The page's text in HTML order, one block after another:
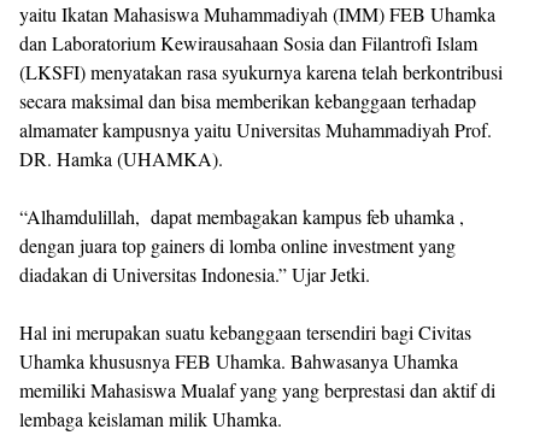
yaitu Ikatan Mahasiswa Muhammadiyah (IMM) FEB Uhamka
dan Laboratorium Kewirausahaan Sosia dan Filantrofi Islam
(LKSFI) menyatakan rasa syukurnya karena telah berkontribusi
secara maksimal dan bisa memberikan kebanggaan terhadap
almamater kampusnya yaitu Universitas Muhammadiyah Prof.
DR. Hamka (UHAMKA).
“Alhamdulillah, dapat membagakan kampus feb uhamka ,
dengan juara top gainers di lomba online investment yang
diadakan di Universitas Indonesia.” Ujar Jetki.
Hal ini merupakan suatu kebanggaan tersendiri bagi Civitas
Uhamka khususnya FEB Uhamka. Bahwasanya Uhamka
memiliki Mahasiswa Mualaf yang yang berprestasi dan aktif di
lembaga keislaman milik Uhamka.